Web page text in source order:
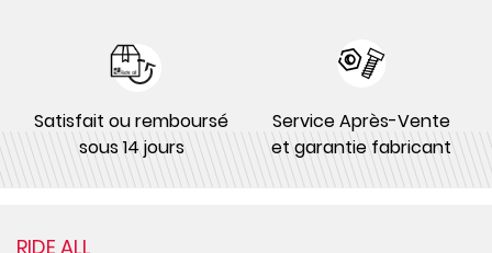
Satisfait ou remboursé
sous 14 jours
Service Après-Vente
et garantie fabricant
RIDE ALL